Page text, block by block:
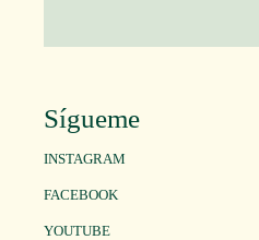
Sígueme
INSTAGRAM
FACEBOOK
YOUTUBE